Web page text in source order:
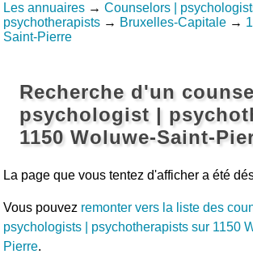
Les annuaires → Counselors |
psychotherapists → Bruxelles-Capitale →
Saint-Pierre
Recherche d'un
psychologist |
1150 Woluwe-Saint-
La page que vous tentez d'afficher a été
Vous pouvez remonter vers la liste des
psychologists | psychotherapists sur 1150
Pierre.